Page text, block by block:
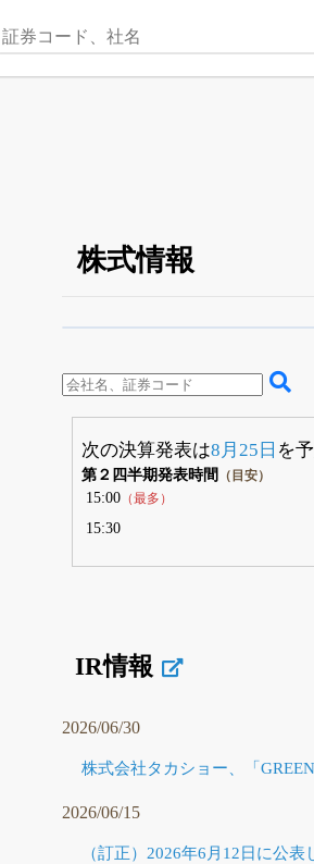
株式情報
無料でβ
次の決算発表は8月25日 を
第２四半期発表時間 （目安）
15:00（最多）
15:30
IR情報
2026/06/30
株式会社タカショー、「
2026/06/15
（訂正）2026年6月12日に公表